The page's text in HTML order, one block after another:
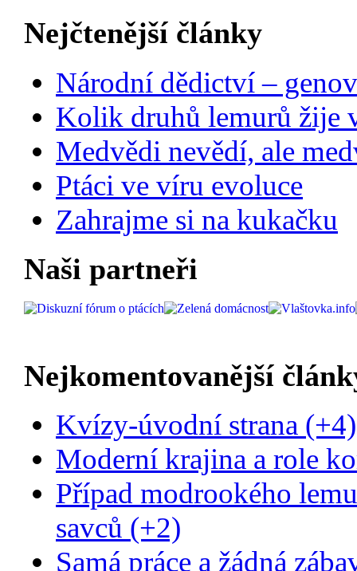
Nejčtenější články
Národní dědictví –
Kolik druhů lemurů žije
Medvědi nevědí, ale
Ptáci ve víru evoluce
Zahrajme si na kukačku
Naši partneři
Nejkomentovanější
Kvízy-úvodní strana (+4)
Moderní krajina a role
Případ modrookého
savců (+2)
Samá práce a žádná